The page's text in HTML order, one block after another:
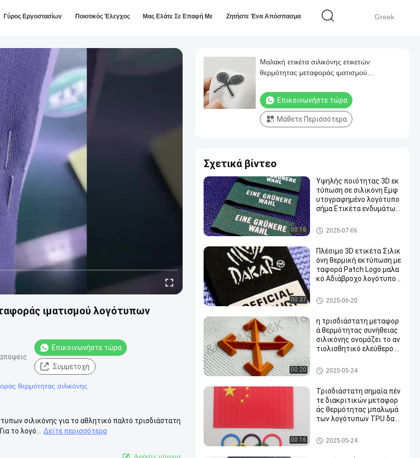
Greek
Γύρος Εργοστασίων Ποιοτικός Έλεγχος Μας Ελάτε Σε Επαφή Με Ζητήστε Ένα Απόσπασμα
ιματισμού λογότυπων
Επικοινωνήστε τώρα
Συμμετοχή
θερμότητας σιλικόνης
σιλικόνης για το αθλητικό παλτό τρισδιάστατη
το λογό...
Δείτε περισσότερα
Αφήστε μήνυμα.
Μαλακή ετικέτα σιλικόνης ετικετών
θερμότητας μεταφοράς ιματισμού
παλτό
Επικοινωνήστε τώρα
Μάθετε Περισσότερα
Σχετικά βίντεο
00:16
Υψηλής ποιότητας 3D εκ
τύπωση σε σιλικόνη Εμφ
υτογραφημένο λογότυπο
σήμα Ετικέτα ενδυμάτων
αφορά θερμότητας για χ
ρήση ρούχων
Ετικέτες μεταφοράς θερμότ
ητας σιλικόνης
2025-07-06
00:37
Πλέσιμο 3D ετικέτα Σιλικ
όνη θερμική εκτύπωση με
ταφορά Patch Logo μαλα
κό Αδιάβροχο λογότυπο γ
απούτσια
Ετικέτες μεταφοράς θερμότ
ητας σιλικόνης
2025-06-20
00:20
η τρισδιάστατη μεταφορ
ά θερμότητας συνήθειας
σιλικόνης ονομάζει το αν
τιολισθητικό ελεύθερο σ
Ετικέτες μεταφοράς θερμότ
ητας σιλικόνης
2025-05-24
00:16
Τρισδιάστατη σημαία πέν
τε διακριτικών μεταφορ
άς θερμότητας μπαλωμά
των λογότυπων TPU δαχ
Μπαλώματα ιματισμού συνή
θειας
2025-05-24